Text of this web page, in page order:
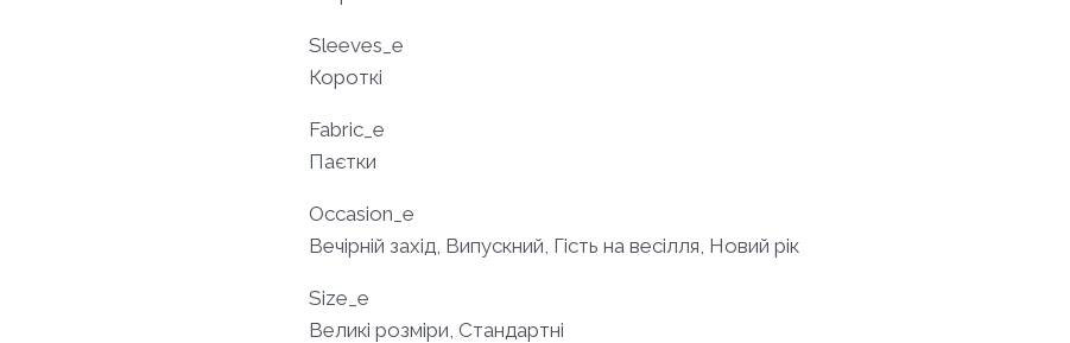
Sleeves_e
Короткі
Fabric_e
Паєтки
Occasion_e
Вечірній захід, Випускний, Гість на весілля, Новий рік
Size_e
Великі розміри, Стандартні